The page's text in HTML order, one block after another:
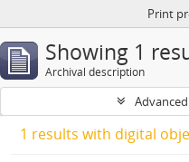
Print
Showing 1
Archival description
1 results with digital